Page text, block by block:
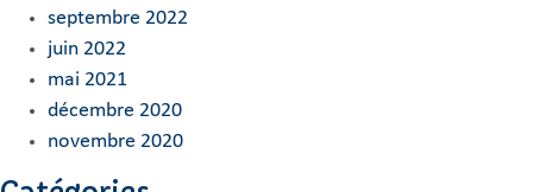
septembre 2022
juin 2022
mai 2021
décembre 2020
novembre 2020